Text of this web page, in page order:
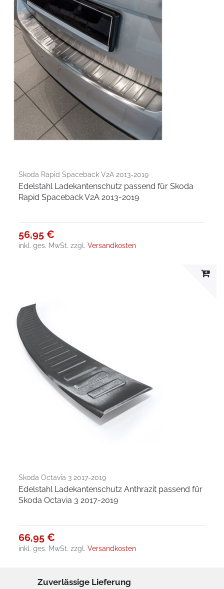
Skoda Rapid Spaceback V2A 2013-2019
Edelstahl Ladekantenschutz passend für Skoda
Rapid Spaceback V2A 2013-2019
56,95 €
inkl. ges. MwSt. zzgl.Versandkosten
Skoda Octavia 3 2017-2019
Edelstahl Ladekantenschutz Anthrazit passend für
Skoda Octavia 3 2017-2019
66,95 €
inkl. ges. MwSt. zzgl.Versandkosten
Zuverlässige Lieferung